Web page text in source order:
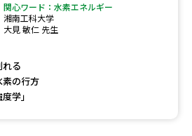
大学院の資料請求
の
関心ワード：水素エネルギー
湘南工科大学
大見 敏仁 先生
れる
素の行方
学」